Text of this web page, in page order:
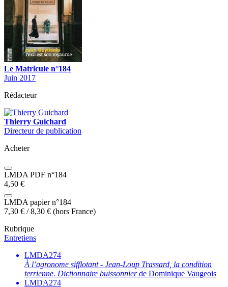
Le Matricule n°184
Juin 2017
Rédacteur
Thierry Guichard
Directeur de publication
Acheter
LMDA PDF n°184
4,50 €
LMDA papier n°184
7,30 € /8,30 € (hors France)
Rubrique
Entretiens
LMDA274
À l’agronome sifflotant - Jean-Loup Trassard, la condition
terrienne. Dictionnaire buissonnierde Dominique Vaugeois
LMDA274